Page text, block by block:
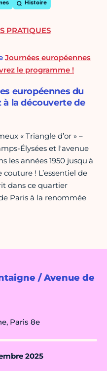
Histoire
/ Avenue de
Paris 8e
2025
Journées européennes
le programme !
européennes du
la découverte de
« Triangle d’or » –
Élysées et l'avenue
les années 1950 jusqu'à
! L’essentiel de
dans ce quartier
Paris à la renommée
PRATIQUES